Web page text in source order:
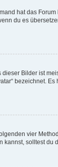
hat das
du es
Bilder ist
bezeichnet.
vier
solltest du